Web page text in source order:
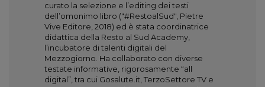
curato la selezione e l’editing dei testi
dell’omonimo libro ("#RestoalSud", Pietre
Vive Editore, 2018) ed è stata coordinatrice
didattica della Resto al Sud Academy,
l’incubatore di talenti digitali del
Mezzogiorno. Ha collaborato con diverse
testate informative, rigorosamente “all
digital”, tra cui Gosalute.it, TerzoSettore TV e